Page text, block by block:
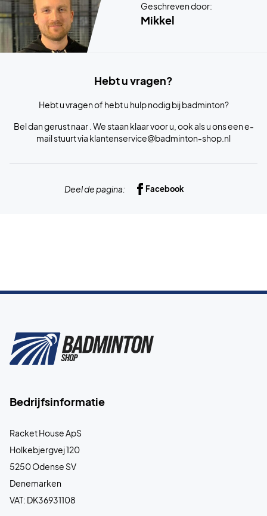
Geschreven door:
Mikkel
Hebt u vragen?
Hebt u vragen of hebt u hulp nodig bij badminton?
Bel dan gerust naar . We staan klaar voor u, ook als u ons een e-
mail stuurt via klantenservice@badminton-shop.nl
Deel de pagina: Facebook
Bedrijfsinformatie
Racket House ApS
Holkebjergvej 120
5250 Odense SV
Denemarken
VAT: DK36931108